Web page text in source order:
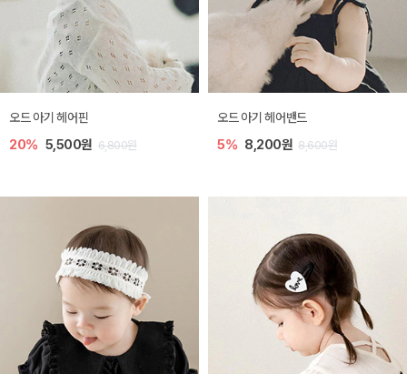
오드 아기 헤어핀
20% 5,500원 6,800원
오드 아기 헤어밴드
5% 8,200원 8,600원